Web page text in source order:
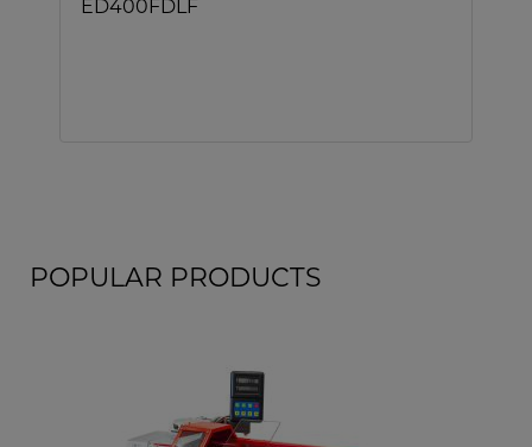
ED400FDLF
POPULAR PRODUCTS